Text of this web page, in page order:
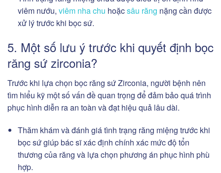
viêm nướu, viêm nha chu hoặcsâu răng nặng cần được
xử lý trước khi bọc sứ.
5. Một số lưu ý trước khi quyết định bọc
răng sứ zirconia?
Trước khi lựa chọn bọc răng sứ Zirconia, người bệnh nên
tìm hiểu kỹ một số vấn đề quan trọng để đảm bảo quá trình
phục hình diễn ra an toàn và đạt hiệu quả lâu dài.
Thăm khám và đánh giá tình trạng răng miệng trước khi
bọc sứ giúp bác sĩ xác định chính xác mức độ tổn
thương của răng và lựa chọn phương án phục hình phù
hợp.